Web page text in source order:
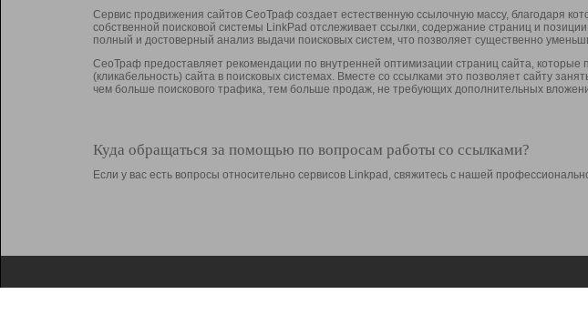
Сервис продвижения сайтов СеоТраф создает естественную ссылочную массу, благодаря
собственной поисковой системы LinkPad отслеживает ссылки, содержание страниц и
полный и достоверный анализ выдачи поисковых систем, что позволяет существенно
СеоТраф предоставляет рекомендации по внутренней оптимизации страниц сайта, которые
(кликабельность) сайта в поисковых системах. Вместе со ссылками это позволяет сайту
чем больше поискового трафика, тем больше продаж, не требующих дополнительных
Куда обращаться за помощью по вопросам работы со ссылками?
Если у вас есть вопросы относительно сервисов Linkpad, свяжитесь с нашей